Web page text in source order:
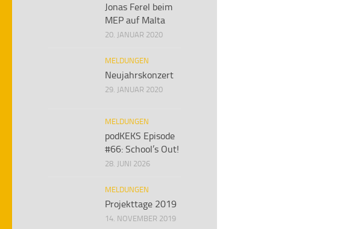
Jonas Ferel beim
MEP auf Malta
20. JANUAR 2020
MELDUNGEN
Neujahrskonzert
29. JANUAR 2020
MELDUNGEN
podKEKS Episode
#66: School’s Out!
28. JUNI 2026
MELDUNGEN
Projekttage 2019
14. NOVEMBER 2019